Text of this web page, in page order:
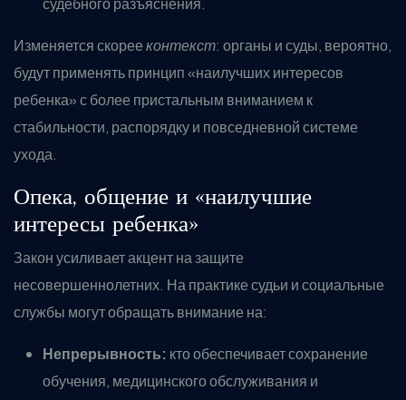
Изменяется скорееконтекст: органы и суды, вероятно,
будут применять принцип «наилучших интересов
ребенка» с более пристальным вниманием к
стабильности, распорядку и повседневной системе
ухода.
Опека, общение и «наилучшие
интересы ребенка»
Закон усиливает акцент на защите
несовершеннолетних. На практике судьи и социальные
службы могут обращать внимание на:
Непрерывность: кто обеспечивает сохранение
обучения, медицинского обслуживания и